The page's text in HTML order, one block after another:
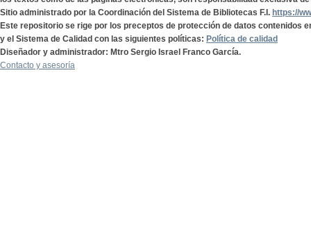
Sitio administrado por la Coordinación del Sistema de Bibliotecas F.I. https://
Este repositorio se rige por los preceptos de protección de datos contenidos
y el Sistema de Calidad con las siguientes políticas: Política de calidad
Diseñador y administrador: Mtro Sergio Israel Franco García.
Contacto y asesoría